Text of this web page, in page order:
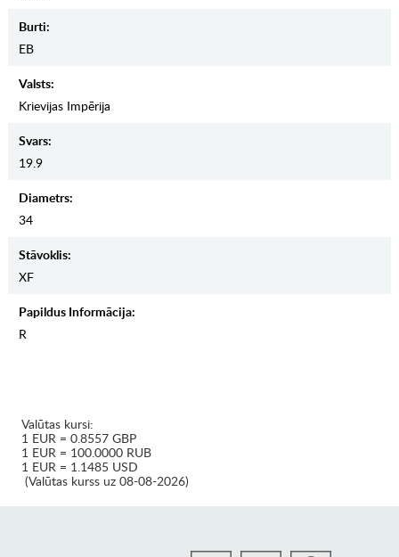
Burti:
EB
Valsts:
Krievijas Impērija
Svars:
19.9
Diametrs:
34
Stāvoklis:
XF
Papildus Informācija:
R
Valūtas kursi:
1 EUR = 0.8557 GBP
1 EUR = 100.0000 RUB
1 EUR = 1.1485 USD
(Valūtas kurss uz 08-08-2026)